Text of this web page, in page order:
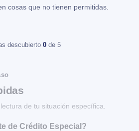
cosas que no tienen permitidas.
descubierto 0 de 5
de tu situación específica.
de Crédito Especial?